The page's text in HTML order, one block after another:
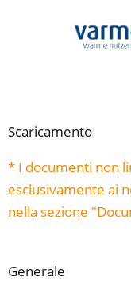
Scaricamento
* I documenti non
esclusivamente ai
nella sezione
Generale